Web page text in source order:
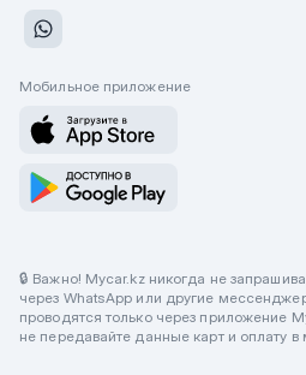
Мобильное приложение
🔒 Важно! Mycar.kz никогда не
через WhatsApp или другие
проводятся только через приложение
не передавайте данные карт и оплату